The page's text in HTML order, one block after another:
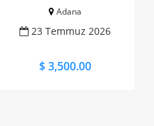
Adana
23 Temmuz 2026
$ 3,500.00